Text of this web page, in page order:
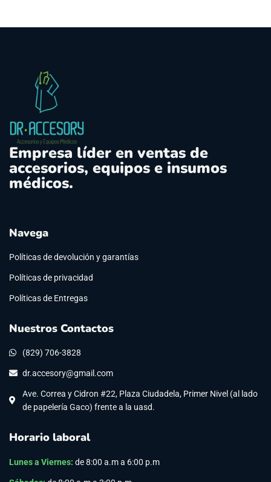
Empresa líder en ventas de
accesorios, equipos e insumos
médicos.
Navega
Políticas de devolución y garantías
Políticas de privacidad
Políticas de Entregas
Nuestros Contactos
(829) 706-3828
dr.accesory@gmail.com
Ave. Correa y Cidron #22, Plaza Ciudadela, Primer Nivel (al lado
de papelería Gaco) frente a la uasd.
Horario laboral
Lunes a Viernes: de 8:00 a.m a 6:00 p.m